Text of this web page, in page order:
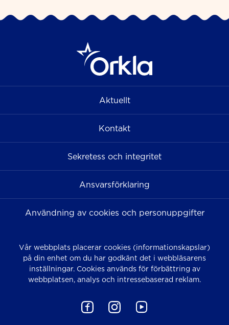
Aktuellt
Kontakt
Sekretess och integritet
Ansvarsförklaring
Användning av cookies och personuppgifter
Vår webbplats placerar cookies (informationskapslar)
på din enhet om du har godkänt det i webbläsarens
inställningar. Cookies används för förbättring av
webbplatsen, analys och intressebaserad reklam.